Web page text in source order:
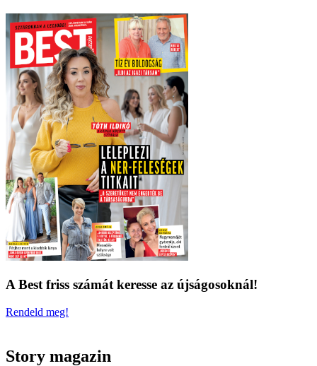
A Best friss számát keresse az újságosoknál!
Rendeld meg!
Story magazin